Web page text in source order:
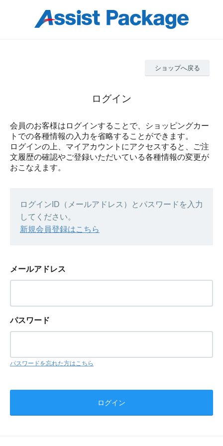
ショップへ戻る
ログイン
会員のお客様はログインすることで、ショッピングカー
トでの各種情報の入力を省略することができます。
ログインの上、マイアカウントにアクセスすると、ご注
文履歴の確認やご登録いただいている各種情報の変更が
おこなえます。
ログインID（メールアドレス）とパスワードを入力
してください。
新規会員登録はこちら
メールアドレス
パスワード
パスワードを忘れた方はこちら